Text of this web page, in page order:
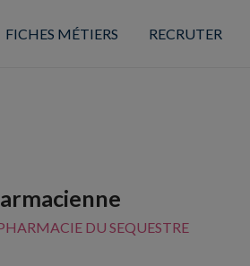
FICHES MÉTIERS RECRUTER
DU SEQUESTRE